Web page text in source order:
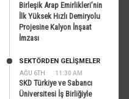
Birleşik Arap Emirlikleri’nin
İlk Yüksek Hızlı Demiryolu
Projesine Kalyon İnşaat
İmzası
AĞU 6TH 11:30 AM
SEKTÖRDEN GELIŞMELER
SKD Türkiye ve Sabancı
Üniversitesi İş Birliğiyle